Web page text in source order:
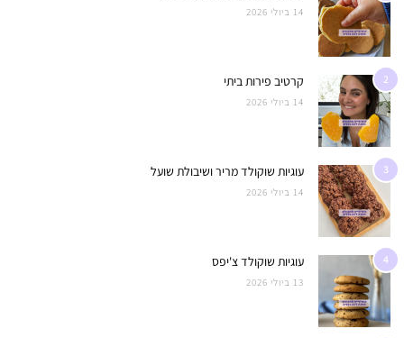
14 ביולי 2026
2 קרטיב פירות ביתי
14 ביולי 2026
3 עוגיות שוקולד מריר ושיבולת שועל
14 ביולי 2026
4 עוגיות שוקולד צ'יפס
13 ביולי 2026